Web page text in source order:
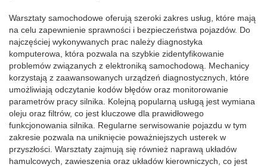
Warsztaty samochodowe oferują szeroki zakres usług, które mają
na celu zapewnienie sprawności i bezpieczeństwa pojazdów. Do
najczęściej wykonywanych prac należy diagnostyka
komputerowa, która pozwala na szybkie zidentyfikowanie
problemów związanych z elektroniką samochodową. Mechanicy
korzystają z zaawansowanych urządzeń diagnostycznych, które
umożliwiają odczytanie kodów błędów oraz monitorowanie
parametrów pracy silnika. Kolejną popularną usługą jest wymiana
oleju oraz filtrów, co jest kluczowe dla prawidłowego
funkcjonowania silnika. Regularne serwisowanie pojazdu w tym
zakresie pozwala na uniknięcie poważniejszych usterek w
przyszłości. Warsztaty zajmują się również naprawą układów
hamulcowych, zawieszenia oraz układów kierowniczych, co jest